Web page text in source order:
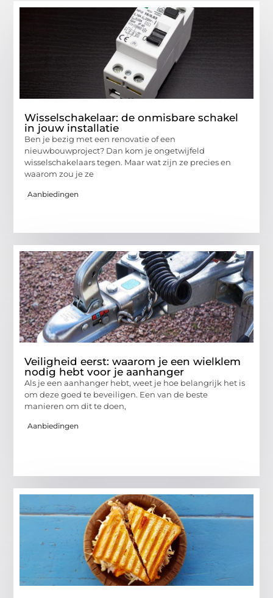
Wisselschakelaar: de onmisbare schakel
in jouw installatie
Ben je bezig met een renovatie of een
nieuwbouwproject? Dan kom je ongetwijfeld
wisselschakelaars tegen. Maar wat zijn ze precies en
waarom zou je ze
Aanbiedingen
Veiligheid eerst: waarom je een wielklem
nodig hebt voor je aanhanger
Als je een aanhanger hebt, weet je hoe belangrijk het is
om deze goed te beveiligen. Een van de beste
manieren om dit te doen,
Aanbiedingen